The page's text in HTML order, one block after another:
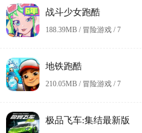
战斗少女跑酷
188.39MB / 冒险游戏 /7
地铁跑酷
210.05MB / 冒险游戏 /7
极品飞车:集结最新版